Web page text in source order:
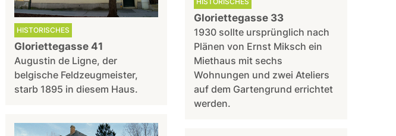
HISTORISCHES
Gloriettegasse 41
Augustin de Ligne, der
belgische Feldzeugmeister,
starb 1895 in diesem Haus.
Gloriettegasse 33
1930 sollte ursprünglich nach
Plänen von Ernst Miksch ein
Miethaus mit sechs
Wohnungen und zwei Ateliers
auf dem Gartengrund errichtet
werden.